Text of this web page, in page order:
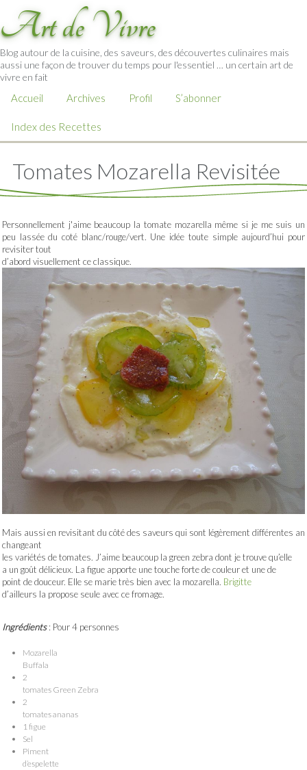
Art de Vivre
Blog autour de la cuisine, des saveurs, des découvertes culinaires mais
aussi une façon de trouver du temps pour l'essentiel … un certain art de
vivre en fait
Accueil Archives Profil S’abonner
Index des Recettes
Tomates Mozarella Revisitée
Personnellement j'aime beaucoup la tomate mozarella même si je me suis un
peu lassée du coté blanc/rouge/vert. Une idée toute simple aujourd’hui pour
revisiter tout
d’abord visuellement ce classique.
Mais aussi en revisitant du côté des saveurs qui sont légèrement différentes an
changeant
les variétés de tomates. J’aime beaucoup la green zebra dont je trouve qu’elle
a un goût délicieux. La figue apporte une touche forte de couleur et une de
point de douceur. Elle se marie très bien avec la mozarella. Brigitte
d’ailleurs la propose seule avec ce fromage.
Ingrédients: Pour 4 personnes
Mozarella
Buffala
2
tomates Green Zebra
2
tomates ananas
1 figue
Sel
Piment
d’espelette